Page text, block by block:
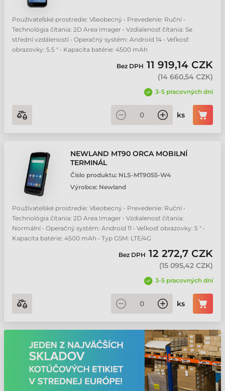
Používateľské prostredie: Všeobecný • Prevedenie: Ruční •
Technológia čítania: 2D Area Imager • Vzdialenosť čítania: Se
střední vzdáleností • Operačný systém: Android 14 • Veľkosť
obrazovky: 5.5 " • Kapacita batérie: 4500 mAh
Bez DPH 11 919,14 CZK
(14 660,54 CZK)
3-5 pracovných dní
ks
NEWLAND MT90 ORCA MOBILNÍ
TERMINÁL
Číslo produktu: NLS-MT9055-W4
Výrobce: Newland
Používateľské prostredie: Všeobecný • Prevedenie: Ruční •
Technológia čítania: 2D Area Imager • Vzdialenosť čítania:
Normální • Operačný systém: Android 11 • Veľkosť obrazovky: 5 " •
Kapacita batérie: 4500 mAh • Typ GSM: LTE/4G
Bez DPH 12 272,7 CZK
(15 095,42 CZK)
3-5 pracovných dní
ks